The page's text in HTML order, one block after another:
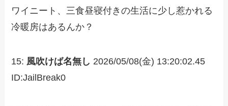
ワイニート、三食昼寝付きの生活に少し惹かれる
冷暖房はあるんか？
15: 風吹けば名無し 2026/05/08(金) 13:20:02.45
ID:JailBreak0